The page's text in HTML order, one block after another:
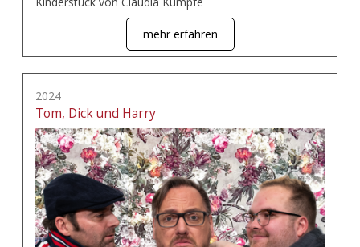
mehr erfahren
2024
Tom, Dick und Harry